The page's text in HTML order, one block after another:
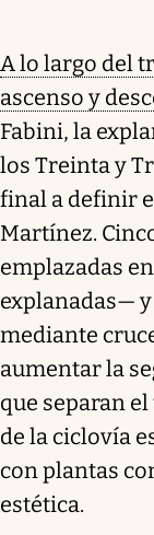
A lo largo del
ascenso y
Fabini, la
los Treinta y
final a definir
Martínez.
emplazadas
explanadas— y
mediante
aumentar la
que separan
de la ciclovía
con plantas
estética.